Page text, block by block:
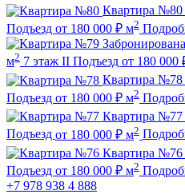
Квартира №80
Подъезд от 180 000 ₽ м2
Забронирована
м2 7 этаж II Подъезд от 180 000
Квартира №78
Подъезд от 180 000 ₽ м2
Квартира №77
Подъезд от 180 000 ₽ м2
Квартира №76
Подъезд от 180 000 ₽ м2
+7 978 938 4 888